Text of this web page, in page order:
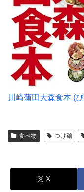
川崎蒲田大森食本 (
食べ物 つけ麺
X